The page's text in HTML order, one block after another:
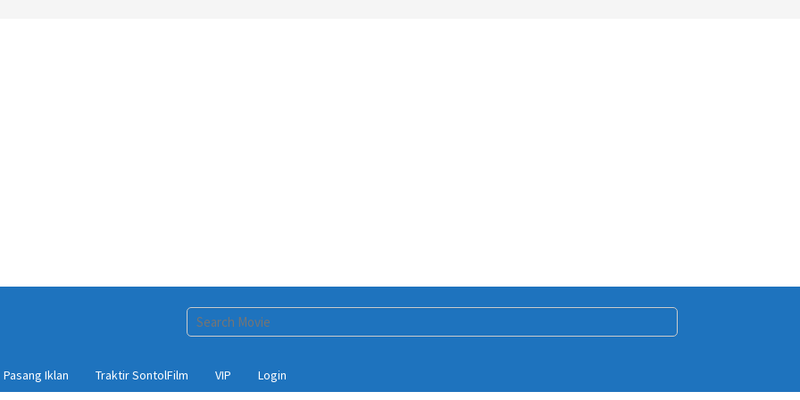
Pasang Iklan Traktir SontolFilm VIP Login